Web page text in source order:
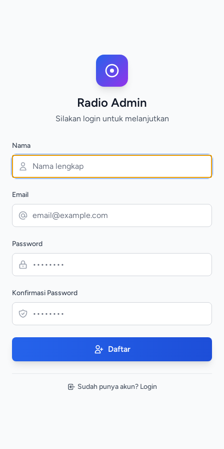
Radio Admin
Silakan login untuk melanjutkan
Nama
Email
Password
Konfirmasi Password
Daftar
Sudah punya akun? Login